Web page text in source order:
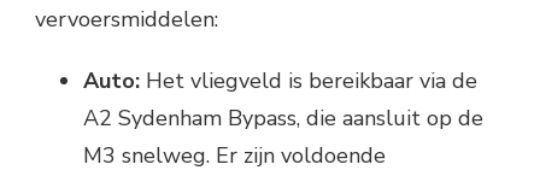
vervoersmiddelen:
Auto: Het vliegveld is bereikbaar via de
A2 Sydenham Bypass, die aansluit op de
M3 snelweg. Er zijn voldoende